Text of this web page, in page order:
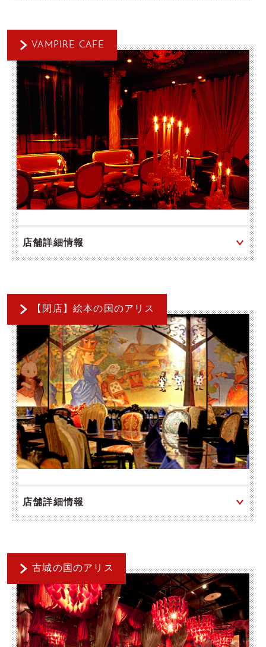
VAMPIRE CAFE
店舗詳細情報
【閉店】絵本の国のアリス
店舗詳細情報
古城の国のアリス